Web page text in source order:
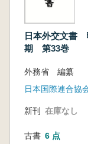
日本外交文書
期 第33巻
外務省 編纂
日本国際連合協
新刊 在庫なし
古書 6 点